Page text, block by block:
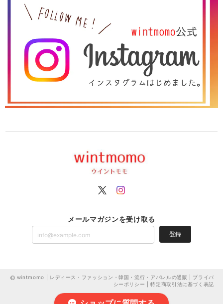
メールマガジンを受け取る
登録
wintmomo | レディース・ファッション・韓国・流行・アパレルの通販 | プライバ
シーポリシー
|特定商取引法に基づく表記